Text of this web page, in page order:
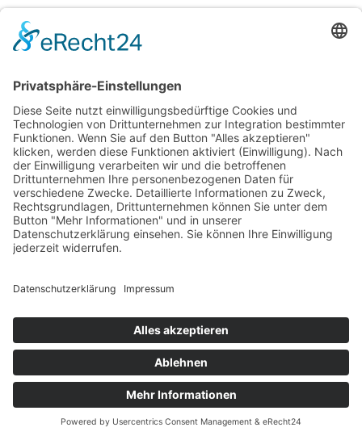
QUALITÄTSMANAGEMENT